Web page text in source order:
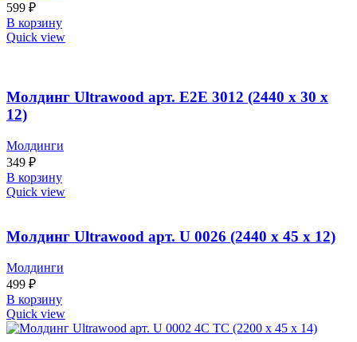
599 ₽
В корзину
Quick view
Молдинг Ultrawood арт. E2E 3012 (2440 х 30 х
12)
Молдинги
349 ₽
В корзину
Quick view
Молдинг Ultrawood арт. U 0026 (2440 х 45 х 12)
Молдинги
499 ₽
В корзину
Quick view